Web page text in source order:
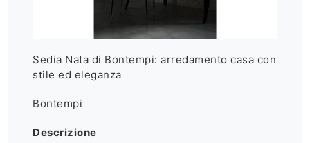
Sedia Nata di Bontempi: arredamento casa con
stile ed eleganza
Bontempi
Descrizione